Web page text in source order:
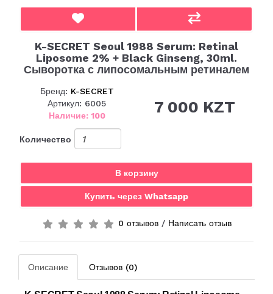
K-SECRET Seoul 1988 Serum: Retinal
Liposome 2% + Black Ginseng, 30ml.
Сыворотка с липосомальным ретиналем
Бренд: K-SECRET
Артикул: 6005
Наличие: 100
7 000 KZT
Количество
В корзину
Купить через Whatsapp
0 отзывов/ Написать отзыв
Описание Отзывов (0)